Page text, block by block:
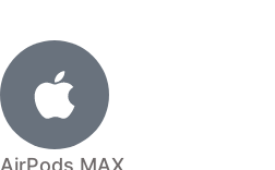
AirPods MAX